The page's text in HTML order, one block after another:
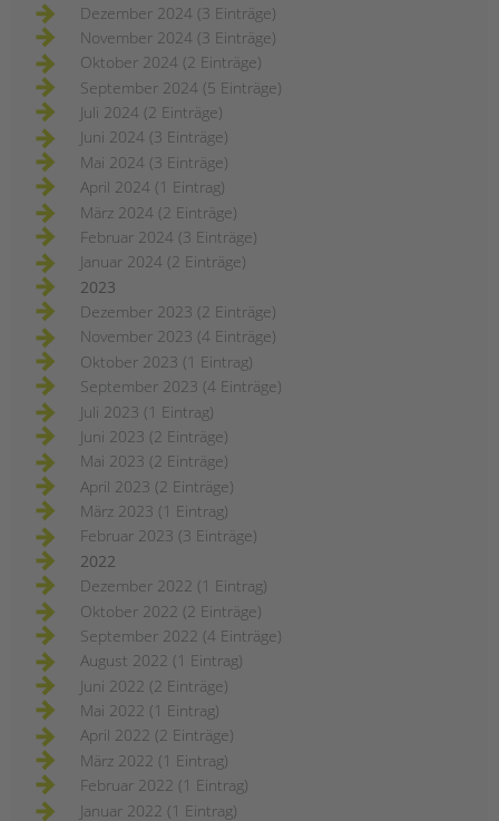
Dezember 2024 (3 Einträge)
November 2024 (3 Einträge)
Oktober 2024 (2 Einträge)
September 2024 (5 Einträge)
Juli 2024 (2 Einträge)
Juni 2024 (3 Einträge)
Mai 2024 (3 Einträge)
April 2024 (1 Eintrag)
März 2024 (2 Einträge)
Februar 2024 (3 Einträge)
Januar 2024 (2 Einträge)
2023
Dezember 2023 (2 Einträge)
November 2023 (4 Einträge)
Oktober 2023 (1 Eintrag)
September 2023 (4 Einträge)
Juli 2023 (1 Eintrag)
Juni 2023 (2 Einträge)
Mai 2023 (2 Einträge)
April 2023 (2 Einträge)
März 2023 (1 Eintrag)
Februar 2023 (3 Einträge)
2022
Dezember 2022 (1 Eintrag)
Oktober 2022 (2 Einträge)
September 2022 (4 Einträge)
August 2022 (1 Eintrag)
Juni 2022 (2 Einträge)
Mai 2022 (1 Eintrag)
April 2022 (2 Einträge)
März 2022 (1 Eintrag)
Februar 2022 (1 Eintrag)
Januar 2022 (1 Eintrag)